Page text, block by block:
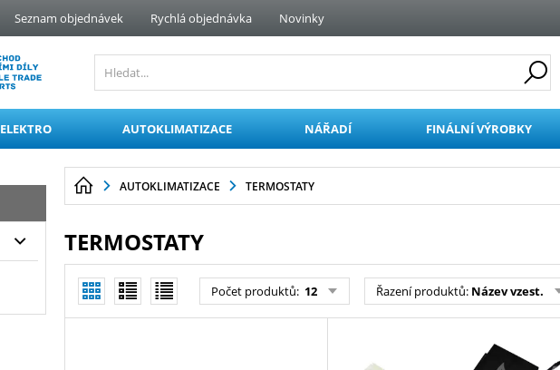
Seznam objednávek Rychlá objednávka Novinky
ELEKTRO AUTOKLIMATIZACE NÁŘADÍ FINÁLNÍ VÝROBKY
AUTOKLIMATIZACE TERMOSTATY
TERMOSTATY
Počet produktů: 12 Řazení produktů: Název vzest.